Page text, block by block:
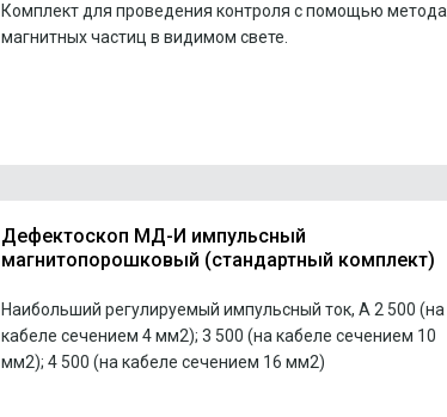
Комплект для проведения контроля с помощью метода
магнитных частиц в видимом свете.
Дефектоскоп МД-И импульсный
магнитопорошковый (стандартный комплект)
Наибольший регулируемый импульсный ток, А 2 500 (на
кабеле сечением 4 мм2); 3 500 (на кабеле сечением 10
мм2); 4 500 (на кабеле сечением 16 мм2)